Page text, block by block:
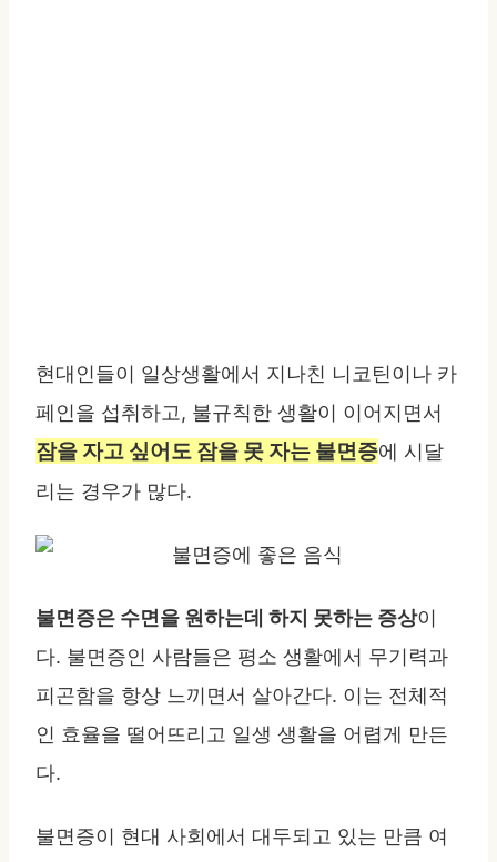
현대인들이 일상생활에서 지나친 니코틴이나 카
페인을 섭취하고, 불규칙한 생활이 이어지면서
잠을 자고 싶어도 잠을 못 자는 불면증에 시달
리는 경우가 많다.
불면증은 수면을 원하는데 하지 못하는 증상이
다. 불면증인 사람들은 평소 생활에서 무기력과
피곤함을 항상 느끼면서 살아간다. 이는 전체적
인 효율을 떨어뜨리고 일생 생활을 어렵게 만든
다.
불면증이 현대 사회에서 대두되고 있는 만큼 여